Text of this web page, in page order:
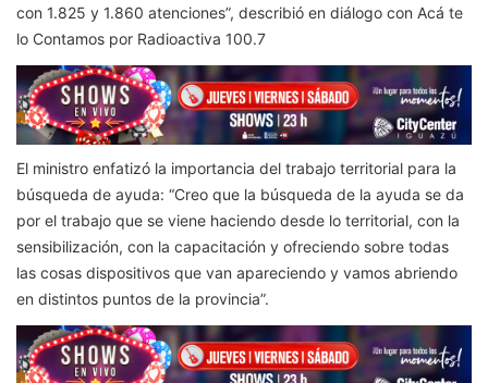
con 1.825 y 1.860 atenciones”, describió en diálogo con Acá te
lo Contamos por Radioactiva 100.7
El ministro enfatizó la importancia del trabajo territorial para la
búsqueda de ayuda: “Creo que la búsqueda de la ayuda se da
por el trabajo que se viene haciendo desde lo territorial, con la
sensibilización, con la capacitación y ofreciendo sobre todas
las cosas dispositivos que van apareciendo y vamos abriendo
en distintos puntos de la provincia”.